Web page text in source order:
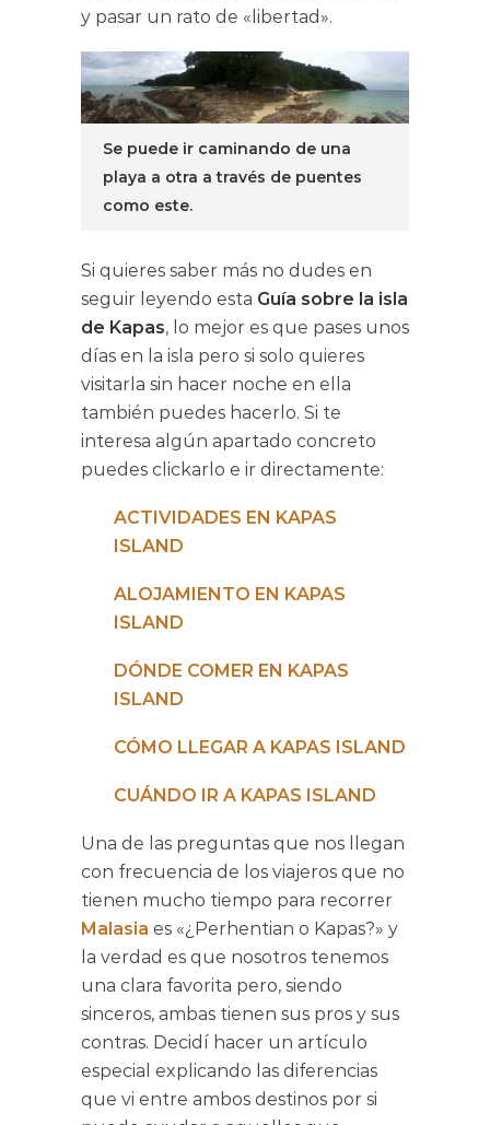
y pasar un rato de «libertad».
Se puede ir caminando de una
playa a otra a través de puentes
como este.
Si quieres saber más no dudes en
seguir leyendo esta Guía sobre la isla
de Kapas, lo mejor es que pases unos
días en la isla pero si solo quieres
visitarla sin hacer noche en ella
también puedes hacerlo. Si te
interesa algún apartado concreto
puedes clickarlo e ir directamente:
ACTIVIDADES EN KAPAS
ISLAND
ALOJAMIENTO EN KAPAS
ISLAND
DÓNDE COMER EN KAPAS
ISLAND
CÓMO LLEGAR A KAPAS ISLAND
CUÁNDO IR A KAPAS ISLAND
Una de las preguntas que nos llegan
con frecuencia de los viajeros que no
tienen mucho tiempo para recorrer
Malasia es «¿Perhentian o Kapas?» y
la verdad es que nosotros tenemos
una clara favorita pero, siendo
sinceros, ambas tienen sus pros y sus
contras. Decidí hacer un artículo
especial explicando las diferencias
que vi entre ambos destinos por si